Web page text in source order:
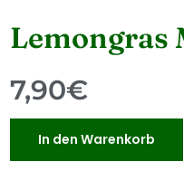
Lemongras
7,90€
In den Warenkorb